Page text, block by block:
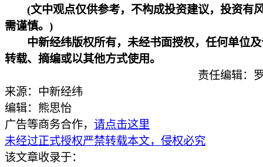
(文中观点仅供参考，不构成投资建议，投资有
需谨慎。)
中新经纬版权所有，未经书面授权，任何单位
转载、摘编或以其他方式使用。
责任编辑：
来源：中新经纬
编辑：熊思怡
广告等商务合作， 请点击这里
未经过正式授权严禁转载本文，侵权必究
该文章收录于：